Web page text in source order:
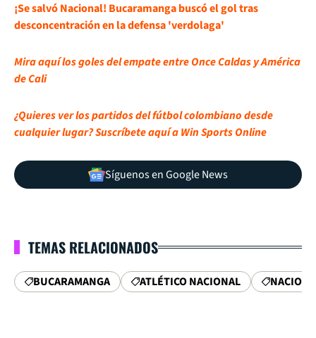
¡Se salvó Nacional! Bucaramanga buscó el gol tras
desconcentración en la defensa 'verdolaga'
Mira aquí los goles del empate entre Once Caldas y América
de Cali
¿Quieres ver los partidos del fútbol colombiano desde
cualquier lugar? Suscríbete aquí a Win Sports Online
Síguenos en Google News
TEMAS RELACIONADOS
BUCARAMANGA ATLÉTICO NACIONAL